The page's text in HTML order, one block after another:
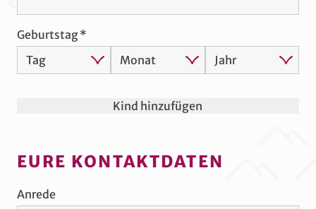
Geburtstag
Kind hinzufügen
EURE KONTAKTDATEN
Anrede